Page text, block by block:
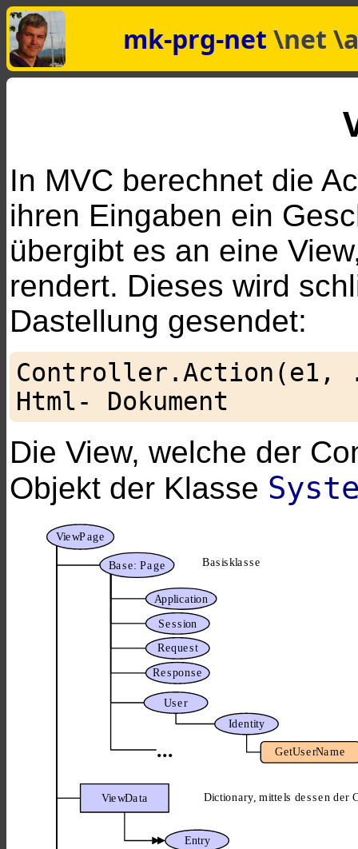
mk-prg-net \net
In MVC berechnet die
ihren Eingaben ein
übergibt es an eine
rendert. Dieses wird
Dastellung gesendet:
Controller.Action(e1,
Die View, welche der
Objekt der Klasse